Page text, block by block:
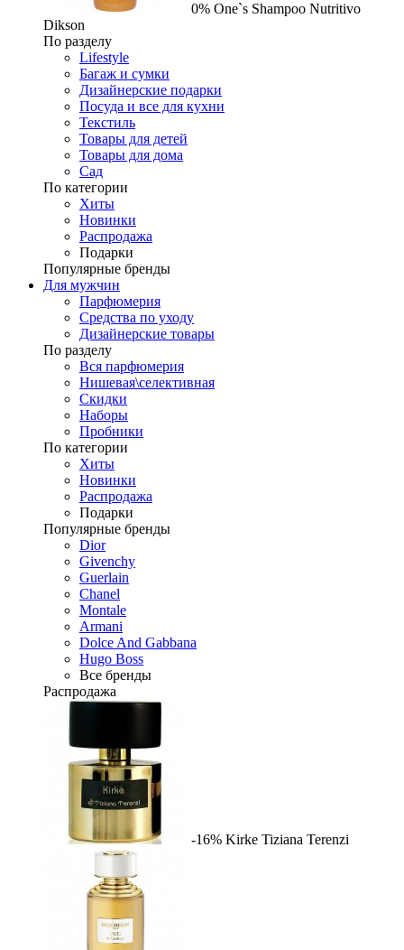
0% One`s Shampoo Nutritivo
Dikson
По разделу
Lifestyle
Багаж и сумки
Дизайнерские подарки
Посуда и все для кухни
Текстиль
Товары для детей
Товары для дома
Сад
По категории
Хиты
Новинки
Распродажа
Подарки
Популярные бренды
Для мужчин
Парфюмерия
Средства по уходу
Дизайнерские товары
По разделу
Вся парфюмерия
Нишевая\селективная
Скидки
Наборы
Пробники
По категории
Хиты
Новинки
Распродажа
Подарки
Популярные бренды
Dior
Givenchy
Guerlain
Chanel
Montale
Armani
Dolce And Gabbana
Hugo Boss
Все бренды
Распродажа
-16% Kirke Tiziana Terenzi